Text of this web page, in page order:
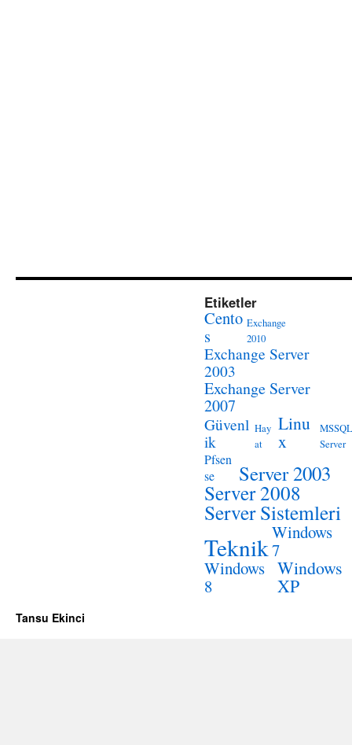
Etiketler
Cento
s
Exchange
2010
Exchange Server
2003
Exchange Server
2007
Güvenl
ik
Hay
at
Linu
x
MSSQL
Server
Pfsen
se
Server 2003
Server 2008
Server Sistemleri
TeknikWindows
7
Windows
8
Windows
XP
Tansu Ekinci